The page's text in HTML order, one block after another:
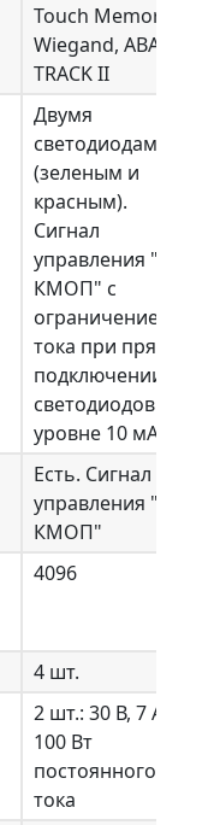
Touch Memory,
Wiegand, ABA
TRACK II
Двумя
светодиодами
(зеленым и
красным).
Сигнал
управления "+5В
КМОП" с
ограничением
тока при прямом
подключении
светодиодов на
уровне 10 мА
Есть. Сигнал
управления "+5В
КМОП"
4096
4 шт.
2 шт.: 30 В, 7 А,
100 Вт
постоянного
тока